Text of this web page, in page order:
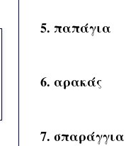
5. παπάγια
6. αρακάς
7. σπαράγγια